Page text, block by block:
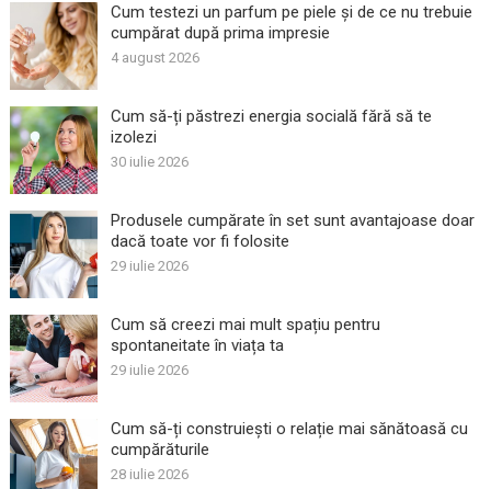
Cum testezi un parfum pe piele și de ce nu trebuie
cumpărat după prima impresie
4 august 2026
Cum să-ți păstrezi energia socială fără să te
izolezi
30 iulie 2026
Produsele cumpărate în set sunt avantajoase doar
dacă toate vor fi folosite
29 iulie 2026
Cum să creezi mai mult spațiu pentru
spontaneitate în viața ta
29 iulie 2026
Cum să-ți construiești o relație mai sănătoasă cu
cumpărăturile
28 iulie 2026